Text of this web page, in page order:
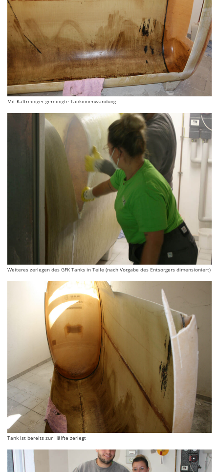
Mit Kaltreiniger gereinigte Tankinnenwandung
Weiteres zerlegen des GFK Tanks in Teile (nach Vorgabe des Entsorgers dimensioniert)
Tank ist bereits zur Hälfte zerlegt